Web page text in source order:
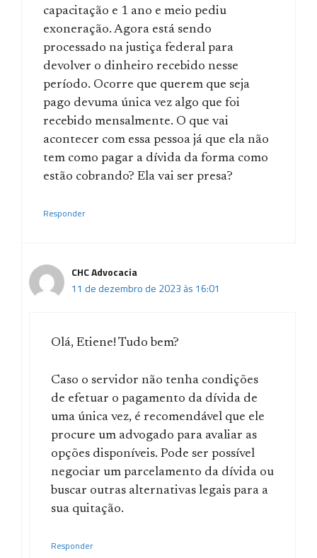
capacitação e 1 ano e meio pediu
exoneração. Agora está sendo
processado na justiça federal para
devolver o dinheiro recebido nesse
período. Ocorre que querem que seja
pago devuma única vez algo que foi
recebido mensalmente. O que vai
acontecer com essa pessoa já que ela não
tem como pagar a dívida da forma como
estão cobrando? Ela vai ser presa?
Responder
CHC Advocacia
11 de dezembro de 2023 às 16:01
Olá, Etiene! Tudo bem?
Caso o servidor não tenha condições
de efetuar o pagamento da dívida de
uma única vez, é recomendável que ele
procure um advogado para avaliar as
opções disponíveis. Pode ser possível
negociar um parcelamento da dívida ou
buscar outras alternativas legais para a
sua quitação.
Responder